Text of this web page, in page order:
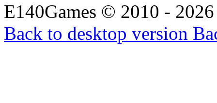
E140Games © 2010 - 2026
Back to desktop version